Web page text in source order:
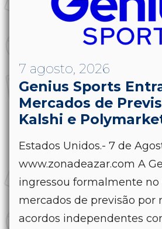
7 agosto, 2026
Genius Sports
Mercados de
Kalshi e
Estados Unidos.- 7 de
www.zonadeazar.com A
ingressou formalmente no
mercados de previsão por
acordos independentes